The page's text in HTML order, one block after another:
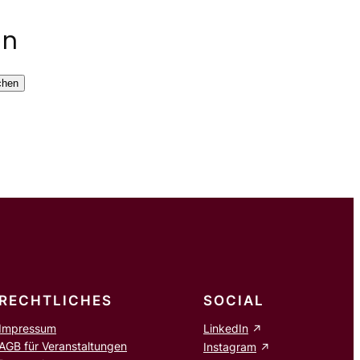
RECHTLICHES
Impressum
für Veranstaltungen
SOCIAL
LinkedIn
Instagram